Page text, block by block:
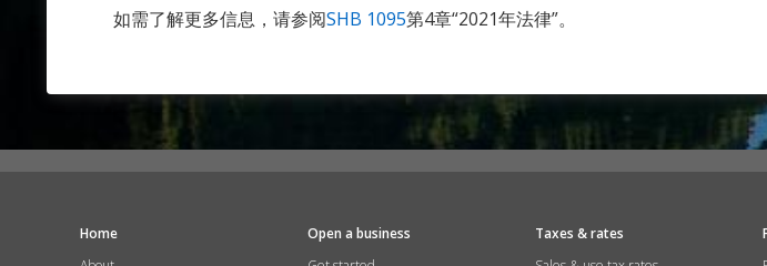
如需了解更多信息，请参阅SHB 1095第4章“2021年法律”。
Home
Open a business
Taxes & rates